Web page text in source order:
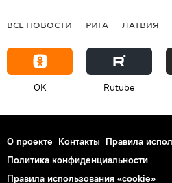
ВСЕ НОВОСТИ РИГА ЛАТВИЯ
OK Rutube
О проекте Контакты Правила
Политика конфиденциальности
Правила использования «cookie»